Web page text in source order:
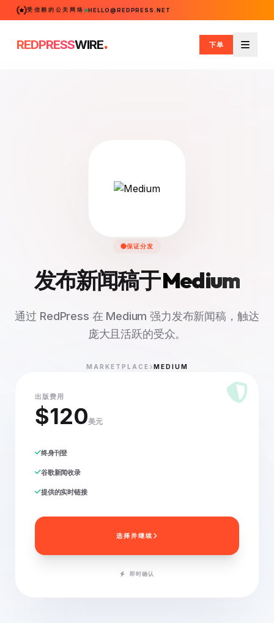
受信赖的公关网络 HELLO@REDPRESS.NET
REDPRESSWIRE. 下单
菜单
保证分发
发布新闻稿于Medium
通过 RedPress 在 Medium 强力发布新闻稿，触达
庞大且活跃的受众。
MARKETPLACE MEDIUM
出版费用
$120美元
终身刊登
谷歌新闻收录
提供的实时链接
选择并继续
即时确认